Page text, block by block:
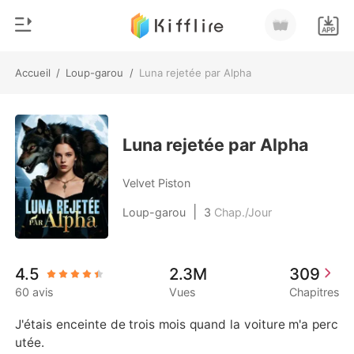
Accueil / Loup-garou / Luna rejetée par Alpha
Recharger
Historique
Déconnexion
Télécharger l'appli
Genre
Moderne
Loup-garou
Nouvelle
Milliardaire
Luna rejetée par Alpha
Velvet Piston
Loup-garou 3 Chap./Jour
4.5
60 avis
2.3M
Vues
309
Chapitres
J'étais enceinte de trois mois quand la voiture m'a perc
utée.